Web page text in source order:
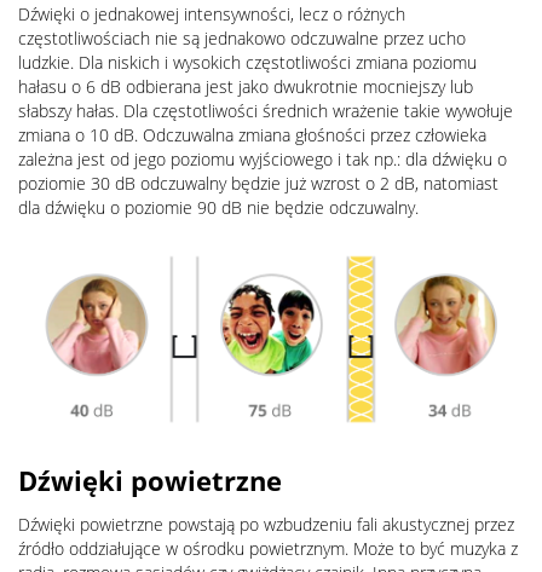
Dźwięki o jednakowej intensywności, lecz o różnych
częstotliwościach nie są jednakowo odczuwalne przez ucho
ludzkie. Dla niskich i wysokich częstotliwości zmiana poziomu
hałasu o 6 dB odbierana jest jako dwukrotnie mocniejszy lub
słabszy hałas. Dla częstotliwości średnich wrażenie takie wywołuje
zmiana o 10 dB. Odczuwalna zmiana głośności przez człowieka
zależna jest od jego poziomu wyjściowego i tak np.: dla dźwięku o
poziomie 30 dB odczuwalny będzie już wzrost o 2 dB, natomiast
dla dźwięku o poziomie 90 dB nie będzie odczuwalny.
Dźwięki powietrzne
Dźwięki powietrzne powstają po wzbudzeniu fali akustycznej przez
źródło oddziałujące w ośrodku powietrznym. Może to być muzyka z